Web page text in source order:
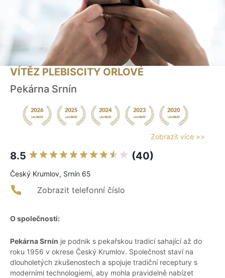
VÍTĚZ PLEBISCITY ORLOVÉ
Pekárna Srnín
Zobrazit více >>
8.5 (40)
Český Krumlov, Srnín 65
Zobrazit telefonní číslo
O společnosti:
Pekárna Srnín je podnik s pekařskou tradicí sahající až do
roku 1956 v okrese Český Krumlov. Společnost staví na
dlouholetých zkušenostech a spojuje tradiční receptury s
moderními technologiemi, aby mohla pravidelně nabízet